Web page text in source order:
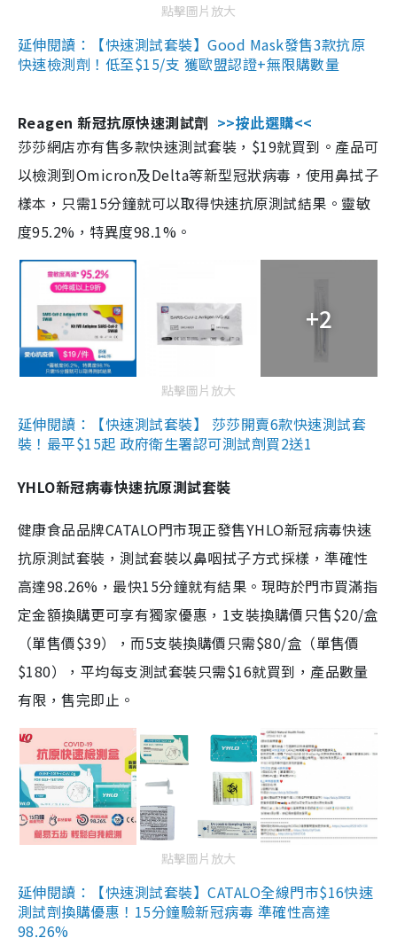
點擊圖片放大
延伸閱讀：【快速測試套裝】Good Mask發售3款抗原
快速檢測劑！低至$15/支 獲歐盟認證+無限購數量
Reagen 新冠抗原快速測試劑 >>按此選購<<
莎莎網店亦有售多款快速測試套裝，$19就買到。產品可
以檢測到Omicron及Delta等新型冠狀病毒，使用鼻拭子
樣本，只需15分鐘就可以取得快速抗原測試結果。靈敏
度95.2%，特異度98.1%。
+2
點擊圖片放大
延伸閱讀：【快速測試套裝】 莎莎開賣6款快速測試套
裝！最平$15起 政府衛生署認可測試劑買2送1
YHLO新冠病毒快速抗原測試套裝
健康食品品牌CATALO門市現正發售YHLO新冠病毒快速
抗原測試套裝，測試套裝以鼻咽拭子方式採樣，準確性
高達98.26%，最快15分鐘就有結果。現時於門市買滿指
定金額換購更可享有獨家優惠，1支裝換購價只售$20/盒
（單售價$39），而5支裝換購價只需$80/盒（單售價
$180），平均每支測試套裝只需$16就買到，產品數量
有限，售完即止。
點擊圖片放大
延伸閱讀：【快速測試套裝】CATALO全線門市$16快速
測試劑換購優惠！15分鐘驗新冠病毒 準確性高達
98.26%